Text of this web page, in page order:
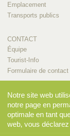
Emplacement
Transports publics
CONTACT
Équipe
Tourist-Info
Formulaire de contact
Notre site web
notre page en
optimale en tant
web, vous